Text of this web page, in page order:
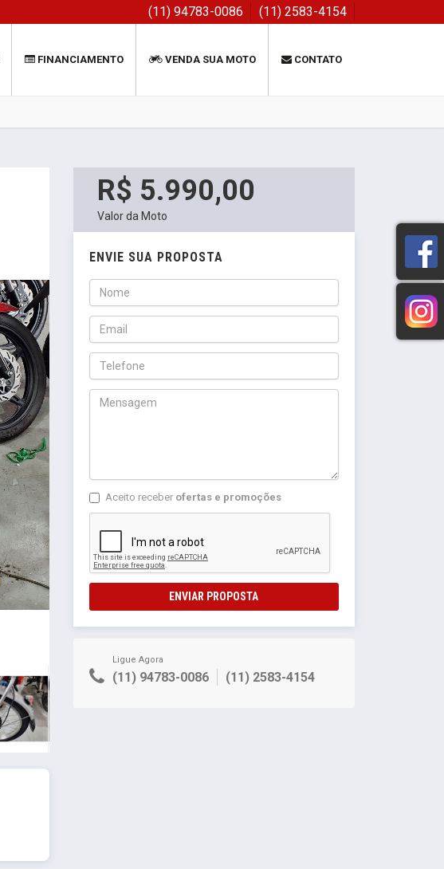
(11) 94783-0086 (11) 2583-4154
FINANCIAMENTO VENDA SUA MOTO CONTATO
R$ 5.990,00
Valor da Moto
ENVIE SUA PROPOSTA
Aceito receber ofertas e promoções
ENVIAR PROPOSTA
Ligue Agora
(11) 94783-0086 (11) 2583-4154